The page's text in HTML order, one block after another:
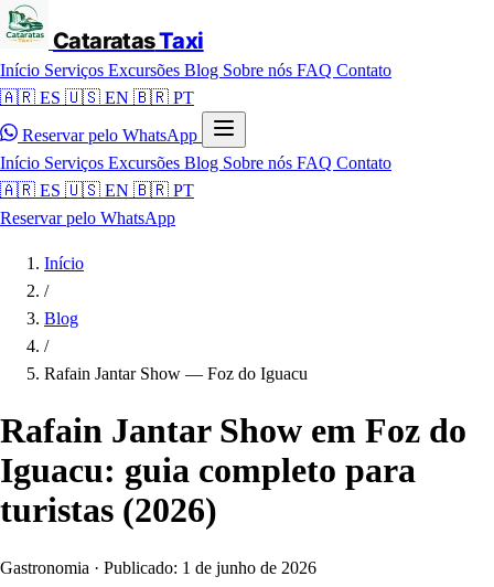
CataratasTaxi
Início Serviços Excursões Blog Sobre nós FAQ Contato
🇦🇷 ES 🇺🇸 EN 🇧🇷 PT
Reservar pelo WhatsApp
Início Serviços Excursões Blog Sobre nós FAQ Contato
🇦🇷 ES 🇺🇸 EN 🇧🇷 PT
Reservar pelo WhatsApp
Início
/
Blog
/
Rafain Jantar Show — Foz do Iguacu
Rafain Jantar Show em Foz do
Iguacu: guia completo para
turistas (2026)
Gastronomia · Publicado: 1 de junho de 2026